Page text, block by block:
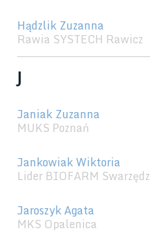
Hądzlik Zuzanna
Rawia SYSTECH Rawicz
J
Janiak Zuzanna
MUKS Poznań
Jankowiak Wiktoria
Lider BIOFARM Swarzędz
Jaroszyk Agata
MKS Opalenica